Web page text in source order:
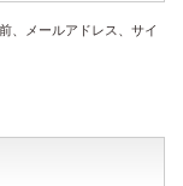
、メールアドレス、サイ